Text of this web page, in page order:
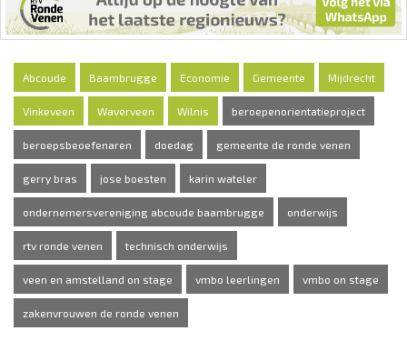
Abcoude Baambrugge Economie Gemeente Mijdrecht
Vinkeveen Waverveen Wilnis beroepenorientatieproject
beroepsbeoefenaren doedag gemeente de ronde venen
gerry bras jose boesten karin wateler
ondernemersvereniging abcoude baambrugge onderwijs
rtv ronde venen technisch onderwijs
veen en amstelland on stage vmbo leerlingen vmbo on stage
zakenvrouwen de ronde venen